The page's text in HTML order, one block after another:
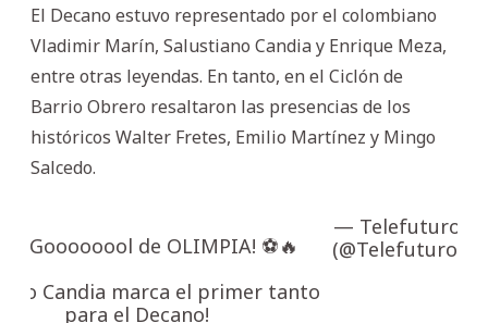
El Decano estuvo representado por el colombiano
Vladimir Marín, Salustiano Candia y Enrique Meza,
entre otras leyendas. En tanto, en el Ciclón de
Barrio Obrero resaltaron las presencias de los
históricos Walter Fretes, Emilio Martínez y Mingo
Salcedo.
¡Goooooool de OLIMPIA! ⚽🔥
Candia marca el primer tanto
para el Decano!
— Telefuturo
(@Telefuturo)